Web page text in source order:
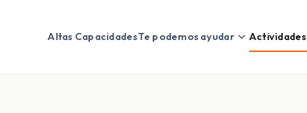
Altas CapacidadesTe podemos ayudarexpand_more Actividades